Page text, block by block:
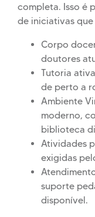
completa. Isso é
de iniciativas
Corpo
doutores
Tutoria
de perto a
Ambiente
moderno,
biblioteca
Atividades
exigidas
suporte
disponível.